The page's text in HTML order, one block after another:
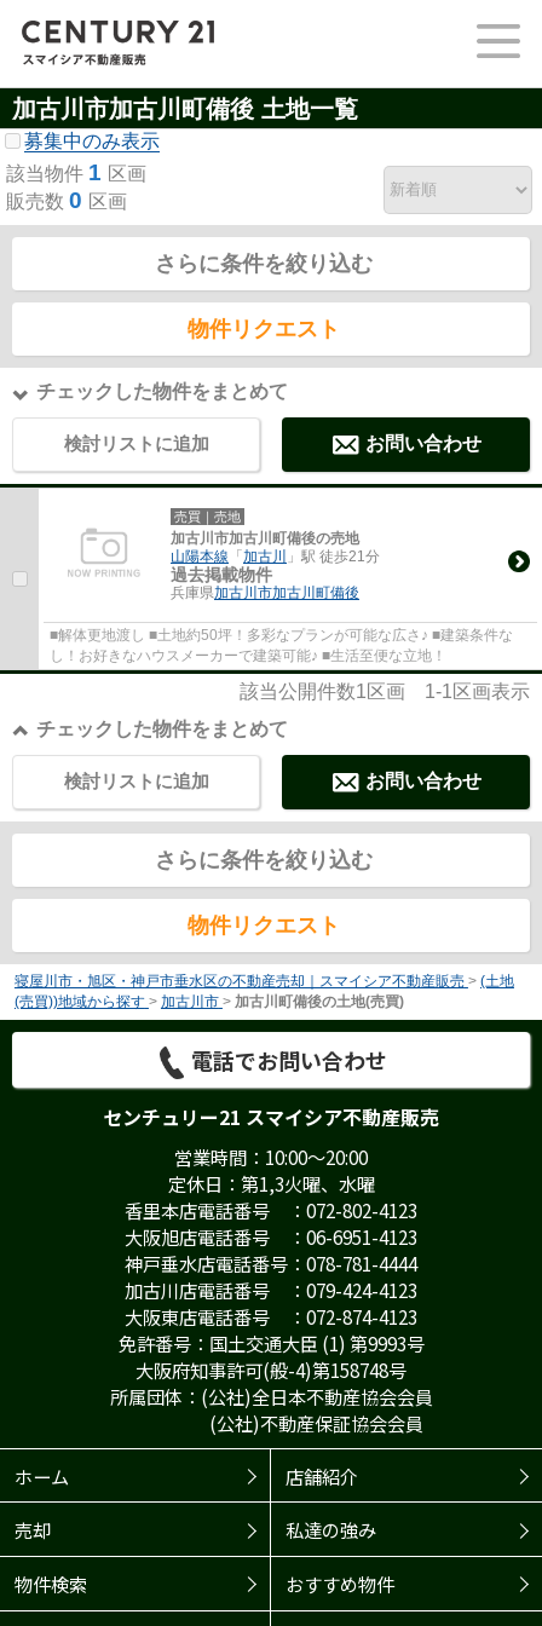
加古川市加古川町備後 土地一覧
募集中のみ表示
該当物件 1 区画
販売数 0 区画
さらに条件を絞り込む
物件リクエスト
チェックした物件をまとめて
検討リストに追加 お問い合わせ
売買｜売地
加古川市加古川町備後の売地
山陽本線 「加古川 」駅 徒歩21分
過去掲載物件
兵庫県加古川市加古川町備後
■解体更地渡し ■土地約50坪！多彩なプランが可能な広さ♪ ■建築条件な
し！お好きなハウスメーカーで建築可能♪ ■生活至便な立地！
該当公開件数1区画 1-1区画表示
チェックした物件をまとめて
お問い合わせ
検討リストに追加
さらに条件を絞り込む
物件リクエスト
寝屋川市・旭区・神戸市垂水区の不動産売却｜スマイシア不動産販売 > (土地
(売買))地域から探す > 加古川市 > 加古川町備後の土地(売買)
電話でお問い合わせ
センチュリー21 スマイシア不動産販売
営業時間：10:00～20:00
定休日：第1,3火曜、水曜
香里本店電話番号 ：072-802-4123
大阪旭店電話番号 ：06-6951-4123
神戸垂水店電話番号：078-781-4444
加古川店電話番号 ：079-424-4123
大阪東店電話番号 ：072-874-4123
免許番号：国土交通大臣 (1) 第9993号
大阪府知事許可(般-4)第158748号
所属団体：(公社)全日本不動産協会会員
(公社)不動産保証協会会員
ホーム
店舗紹介
売却 私達の強み
物件検索 おすすめ物件